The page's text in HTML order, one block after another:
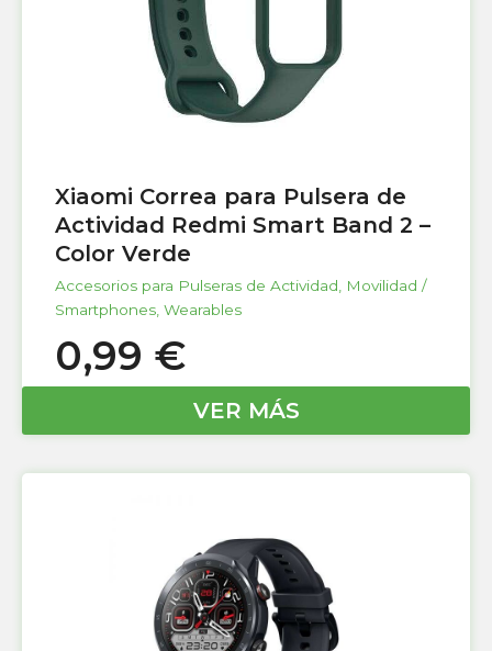
Xiaomi Correa para Pulsera de
Actividad Redmi Smart Band 2 –
Color Verde
Accesorios para Pulseras de Actividad
Movilidad /
Smartphones Wearables
0,99 €
VER MÁS